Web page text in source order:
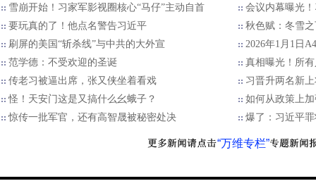
雪崩开始！习家军影视圈核心“马仔”主动自首
会议内幕曝光
要玩真的了！他点名警告习近平
秋色赋：冬雪
刷屏的美国“斩杀线”与中共的大外宣
2026年1月1日
范学德：不受欢迎的圣诞
真相曝光！所
传老习被逼出席，张又侠坐着看戏
习晋升两名新
怪！天安门这是又搞什么幺蛾子？
如何从政策上
惊传一批军官，还有高智晟被秘密处决
爆了：习近平
“万维专栏”